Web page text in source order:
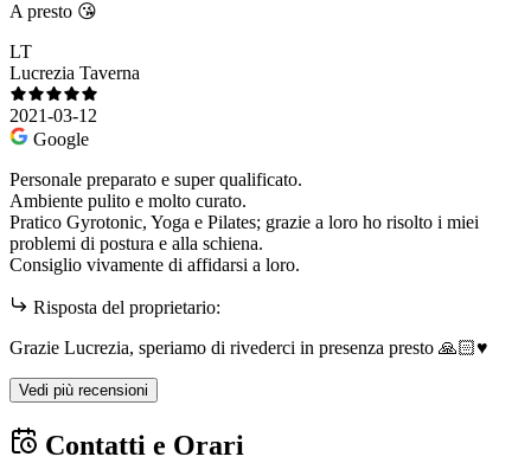
A presto 😘
LT
Lucrezia Taverna
2021-03-12
Google
Personale preparato e super qualificato.
Ambiente pulito e molto curato.
Pratico Gyrotonic, Yoga e Pilates; grazie a loro ho risolto i miei
problemi di postura e alla schiena.
Consiglio vivamente di affidarsi a loro.
Risposta del proprietario:
Grazie Lucrezia, speriamo di rivederci in presenza presto 🙏🏻♥️
Vedi più recensioni
Contatti e Orari